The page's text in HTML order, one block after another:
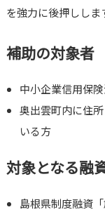
を強力に後押ししま
補助の対象者
中小企業信用保
奥出雲町内に住
いる方
対象となる融
島根県制度融資